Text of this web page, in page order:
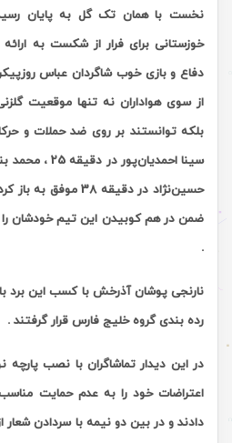
نخست با همان تک گل به پایان
خوزستانی برای فرار از شکست به ارائه
دفاع و بازی خوب شاگردان عباس
از سوی هواداران نه تنها موقعیت
بلکه توانستند بر روی ضد حملات و
حسین‌نژاد در دقیقه 38
ضمن در هم کوبیدن این تیم خودشان را
.
نارنجی پوشان آذرخش با کسب این برد با 16
رده بندی گروه خلیج فارس قرار گرفتند .
در این دیدار تماشاگران با نصب
اعتراضات خود را به عدم حمایت
دادند و در بین دو نیمه با سردادن